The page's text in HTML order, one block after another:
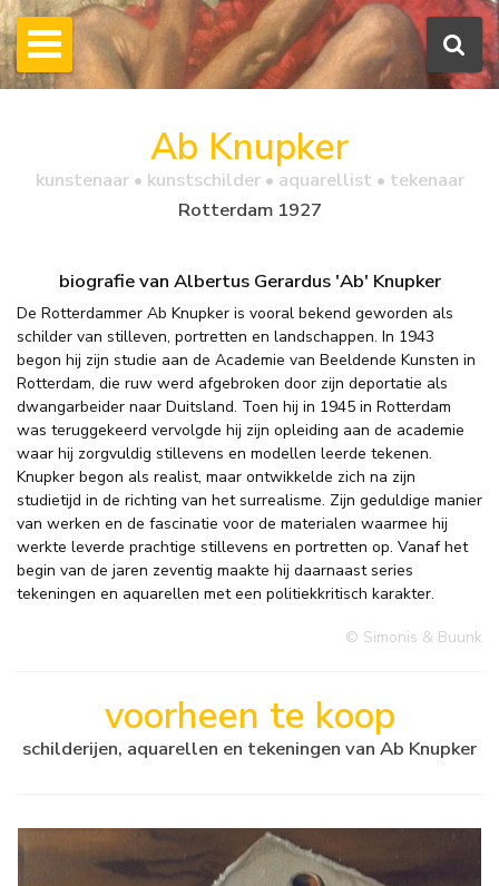
Ab Knupker
kunstenaar • kunstschilder • aquarellist • tekenaar
Rotterdam 1927
biografie van Albertus Gerardus 'Ab' Knupker
De Rotterdammer Ab Knupker is vooral bekend geworden als
schilder van stilleven, portretten en landschappen. In 1943
begon hij zijn studie aan de Academie van Beeldende Kunsten in
Rotterdam, die ruw werd afgebroken door zijn deportatie als
dwangarbeider naar Duitsland. Toen hij in 1945 in Rotterdam
was teruggekeerd vervolgde hij zijn opleiding aan de academie
waar hij zorgvuldig stillevens en modellen leerde tekenen.
Knupker begon als realist, maar ontwikkelde zich na zijn
studietijd in de richting van het surrealisme. Zijn geduldige manier
van werken en de fascinatie voor de materialen waarmee hij
werkte leverde prachtige stillevens en portretten op. Vanaf het
begin van de jaren zeventig maakte hij daarnaast series
tekeningen en aquarellen met een politiekkritisch karakter.
© Simonis & Buunk
voorheen te koop
schilderijen, aquarellen en tekeningen van Ab Knupker